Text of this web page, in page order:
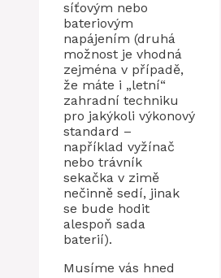
síťovým nebo
bateriovým
napájením (druhá
možnost je vhodná
zejména v případě,
že máte i „letní“
zahradní techniku ​​
pro jakýkoli výkonový
standard –
například vyžínač
nebo trávník
sekačka v zimě
nečinně sedí, jinak
se bude hodit
alespoň sada
baterií).
Musíme vás hned